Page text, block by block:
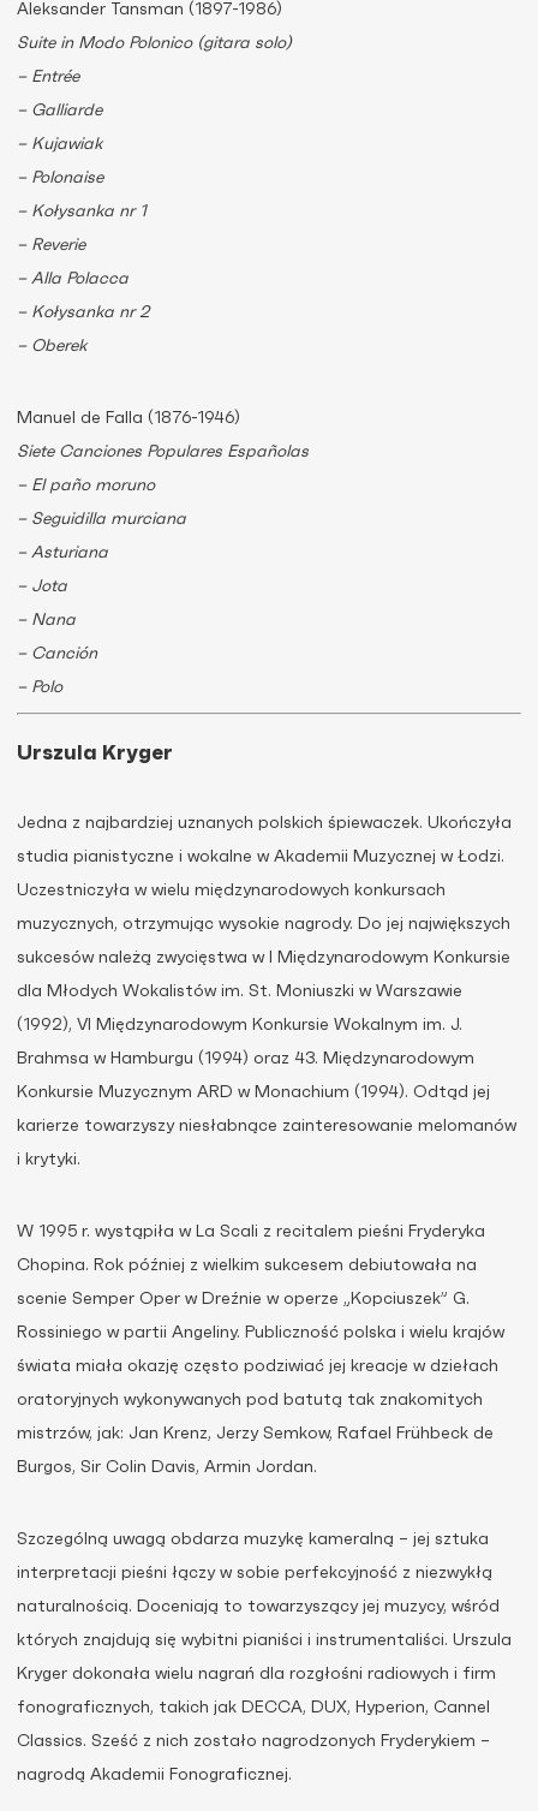
Aleksander Tansman (1897-1986)
Suite in Modo Polonico (gitara solo)
– Entrée
– Galliarde
– Kujawiak
– Polonaise
– Kołysanka nr 1
– Reverie
– Alla Polacca
– Kołysanka nr 2
– Oberek
Manuel de Falla (1876-1946)
Siete Canciones Populares Españolas
– El paño moruno
– Seguidilla murciana
– Asturiana
– Jota
– Nana
– Canción
– Polo
Urszula Kryger
Jedna z najbardziej uznanych polskich śpiewaczek. Ukończyła
studia pianistyczne i wokalne w Akademii Muzycznej w Łodzi.
Uczestniczyła w wielu międzynarodowych konkursach
muzycznych, otrzymując wysokie nagrody. Do jej największych
sukcesów należą zwycięstwa w I Międzynarodowym Konkursie
dla Młodych Wokalistów im. St. Moniuszki w Warszawie
(1992), VI Międzynarodowym Konkursie Wokalnym im. J.
Brahmsa w Hamburgu (1994) oraz 43. Międzynarodowym
Konkursie Muzycznym ARD w Monachium (1994). Odtąd jej
karierze towarzyszy niesłabnące zainteresowanie melomanów
i krytyki.
W 1995 r. wystąpiła w La Scali z recitalem pieśni Fryderyka
Chopina. Rok później z wielkim sukcesem debiutowała na
scenie Semper Oper w Dreźnie w operze „Kopciuszek” G.
Rossiniego w partii Angeliny. Publiczność polska i wielu krajów
świata miała okazję często podziwiać jej kreacje w dziełach
oratoryjnych wykonywanych pod batutą tak znakomitych
mistrzów, jak: Jan Krenz, Jerzy Semkow, Rafael Frühbeck de
Burgos, Sir Colin Davis, Armin Jordan.
Szczególną uwagą obdarza muzykę kameralną – jej sztuka
interpretacji pieśni łączy w sobie perfekcyjność z niezwykłą
naturalnością. Doceniają to towarzyszący jej muzycy, wśród
których znajdują się wybitni pianiści i instrumentaliści. Urszula
Kryger dokonała wielu nagrań dla rozgłośni radiowych i firm
fonograficznych, takich jak DECCA, DUX, Hyperion, Cannel
Classics. Sześć z nich zostało nagrodzonych Fryderykiem –
nagrodą Akademii Fonograficznej.